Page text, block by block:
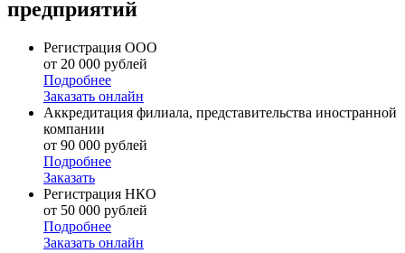
предприятий
Регистрация ООО
от 20 000 рублей
Подробнее
Заказать онлайн
Аккредитация филиала, представительства иностранной
компании
от 90 000 рублей
Подробнее
Заказать
Регистрация НКО
от 50 000 рублей
Подробнее
Заказать онлайн